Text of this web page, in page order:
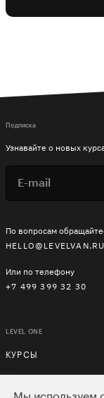
По вопросам
HELLO@LEVELVAN.RU
Или по телефону
+7 499 399 32 30
LEVEL ONE
КУРСЫ
Подписка
Узнавайте о новых